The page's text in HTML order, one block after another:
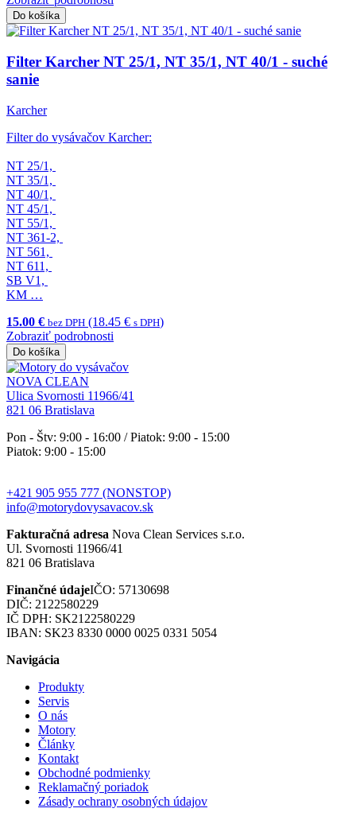
Do košíka
Filter Karcher NT 25/1, NT 35/1, NT 40/1 - suché
sanie
Karcher
Filter do vysávačov Karcher:
NT 25/1,
NT 35/1,
NT 40/1,
NT 45/1,
NT 55/1,
NT 361-2,
NT 561,
NT 611,
SB V1,
KM …
15.00 € bez DPH (18.45 € s DPH)
Zobraziť podrobnosti
Do košíka
NOVA CLEAN
Ulica Svornosti 11966/41
821 06 Bratislava
Pon - Štv: 9:00 - 16:00 / Piatok: 9:00 - 15:00
Piatok: 9:00 - 15:00
+421 905 955 777 (NONSTOP)
info@motorydovysavacov.sk
Fakturačná adresa Nova Clean Services s.r.o.
Ul. Svornosti 11966/41
821 06 Bratislava
Finančné údajeIČO: 57130698
DIČ: 2122580229
IČ DPH: SK2122580229
IBAN: SK23 8330 0000 0025 0331 5054
Navigácia
Produkty
Servis
O nás
Motory
Články
Kontakt
Obchodné podmienky
Reklamačný poriadok
Zásady ochrany osobných údajov